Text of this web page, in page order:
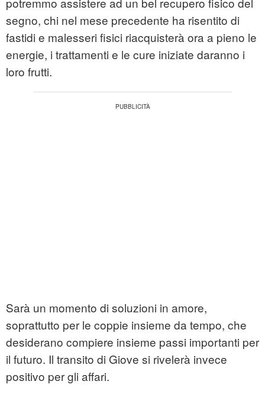
segno, chi nel mese precedente ha risentito di
fastidi e malesseri fisici riacquisterà ora a pieno le
energie, i trattamenti e le cure iniziate daranno i
loro frutti.
Sarà un momento di soluzioni in amore,
soprattutto per le coppie insieme da tempo, che
desiderano compiere insieme passi importanti per
il futuro. Il transito di Giove si rivelerà invece
positivo per gli affari.